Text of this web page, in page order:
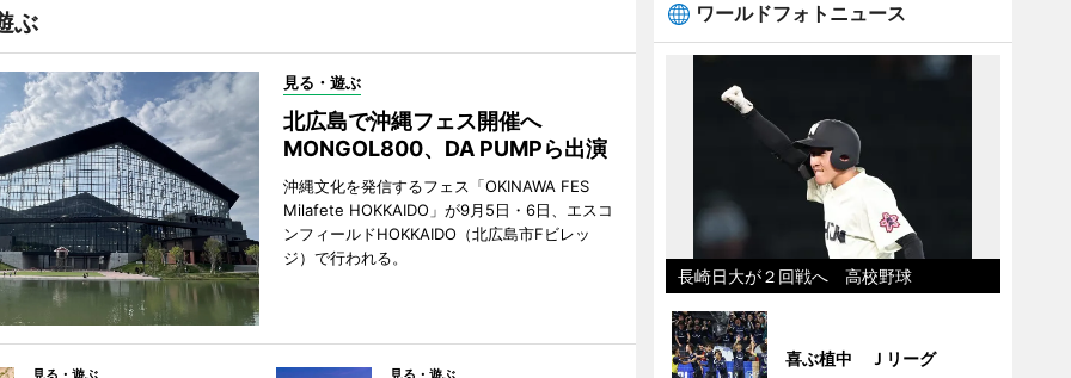
ぶ
見る・遊ぶ
北広島で沖縄フェス開催へ
MONGOL800、DA PUMPら出演
沖縄文化を発信するフェス「OKINAWA FES
Milafete HOKKAIDO」が9月5日・6日、エスコ
ンフィールドHOKKAIDO（北広島市Fビレッ
ジ）で行われる。
見る・遊ぶ 見る・遊ぶ
ワールドフォトニュース
長崎日大が２回戦へ 高校野球
喜ぶ植中 Ｊリーグ